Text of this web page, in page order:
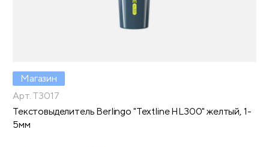
Магазин
Арт. T3017
Текстовыделитель Berlingo "Textline HL300" желтый, 1-
5мм